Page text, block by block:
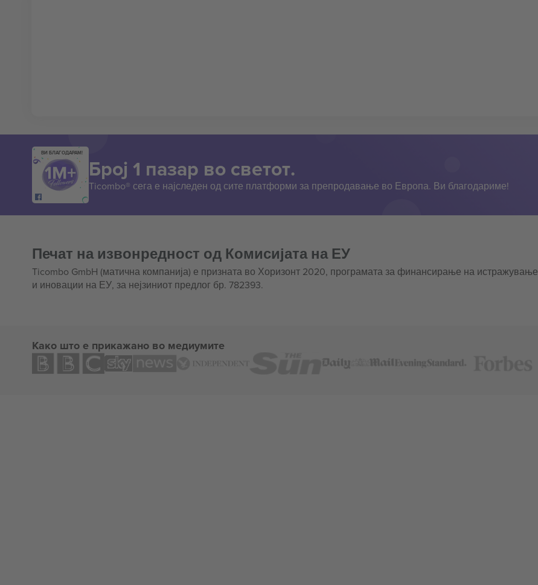
ВИ БЛАГОДАРАМ!
Број 1 пазар во светот.
Ticombo® сега е најследен од сите платформи за препродавање во Европа. Ви благодариме!
Печат на извонредност од Комисијата на ЕУ
Ticombo GmbH (матична компанија) е призната во Хоризонт 2020, програмата за финансирање на истражување
и иновации на ЕУ, за нејзиниот предлог бр. 782393.
Како што е прикажано во медиумите